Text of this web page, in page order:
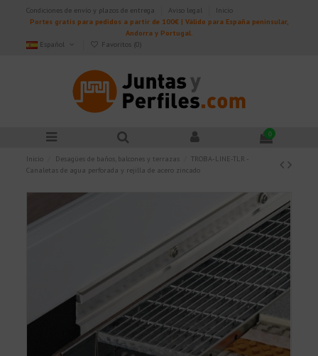
Condiciones de envío y plazos de entrega Aviso legal
Inicio
Portes gratis para pedidos a partir de 100€ | Válido para España peninsular,
Andorra y Portugal.
Español
Favoritos (0)
0
Inicio Desagües de baños, balcones y terrazas
TROBA-LINE-TLR -
Canaletas de agua perforada y rejilla de acero zincado